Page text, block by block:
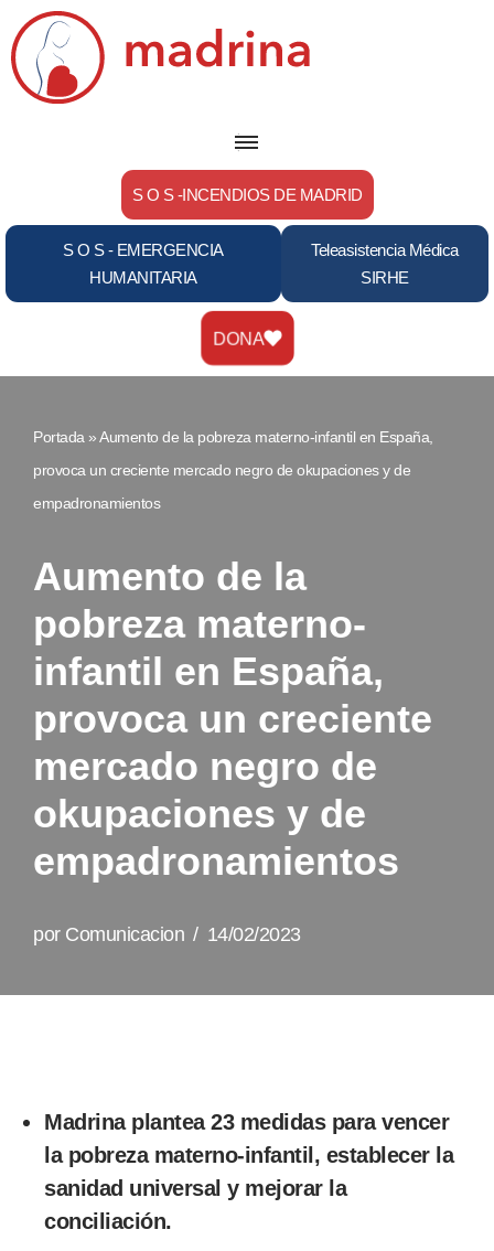
Saltar
al
S O S -INCENDIOS DE MADRID
S O S - EMERGENCIA
HUMANITARIA
Teleasistencia Médica
SIRHE
DONA
Portada »Aumento de la pobreza materno-infantil en España,
provoca un creciente mercado negro de okupaciones y de
empadronamientos
Aumento de la
pobreza materno-
infantil en España,
provoca un creciente
mercado negro de
okupaciones y de
empadronamientos
por Comunicacion 14/02/2023
Madrina plantea 23 medidas para vencer
la pobreza materno-infantil, establecer la
sanidad universal y mejorar la
conciliación.